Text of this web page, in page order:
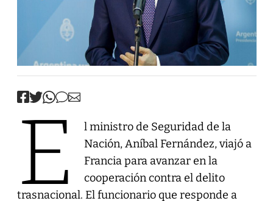
E
l ministro de Seguridad de la
Nación, Aníbal Fernández, viajó a
Francia para avanzar en la
cooperación contra el delito
trasnacional. El funcionario que responde a